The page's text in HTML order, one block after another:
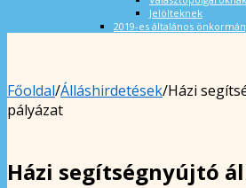
Jelölteknek
2019-es általános
Főoldal/Álláshirdetések/Házi
pályázat
Házi segítségnyújtó